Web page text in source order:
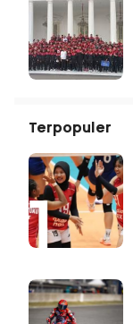
Terpopuler